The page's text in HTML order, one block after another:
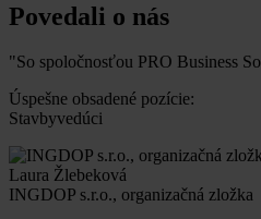
Povedali o nás
"So spoločnosťou PRO Business
Úspešne obsadené pozície:
Stavbyvedúci
Laura Žlebeková
INGDOP s.r.o., organizačná zložka